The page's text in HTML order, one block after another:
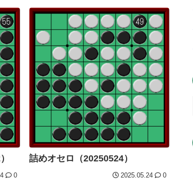
0
詰めオセロ（20250524）
2025.05.24 0